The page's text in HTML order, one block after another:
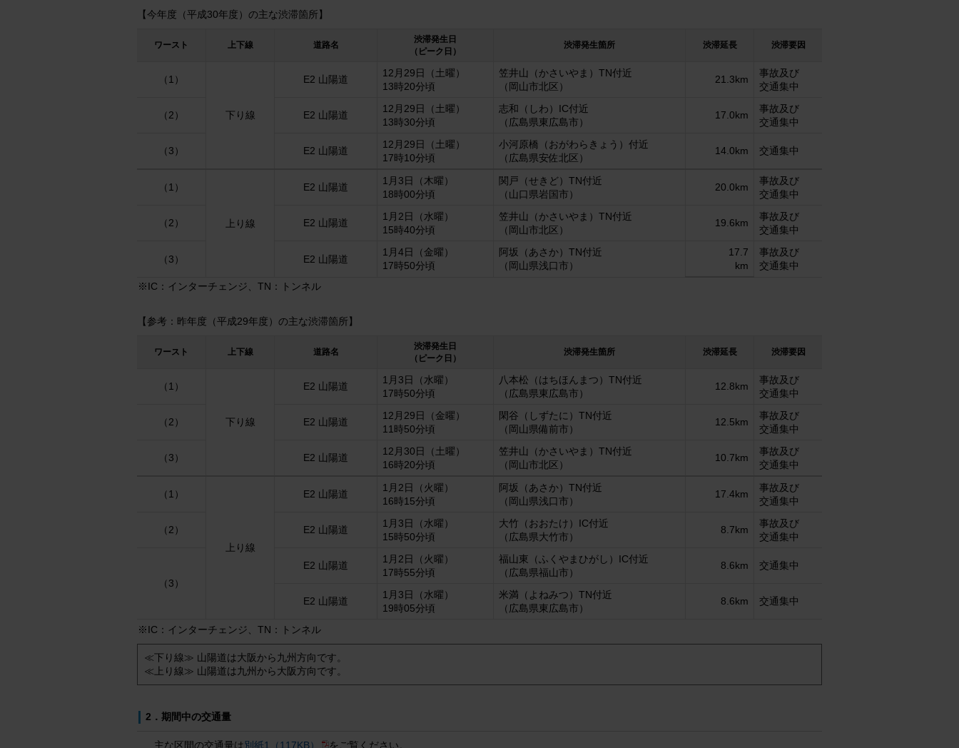
【今年度（平成30年度）の主な渋滞箇所】
ワースト 上下線 道路名
渋滞発生日
（ピーク日）
渋滞発生箇所 渋滞延長 渋滞要因
（1）
下り線
E2 山陽道
12月29日（土曜）
13時20分頃
笠井山（かさいやま）TN付近
（岡山市北区）
21.3km
事故及び
交通集中
（2） E2 山陽道
12月29日（土曜）
13時30分頃
志和（しわ）IC付近
（広島県東広島市）
17.0km
事故及び
交通集中
（3） E2 山陽道
12月29日（土曜）
17時10分頃
小河原橋（おがわらきょう）付近
（広島県安佐北区）
14.0km 交通集中
（1）
上り線
E2 山陽道
1月3日（木曜）
18時00分頃
関戸（せきど）TN付近
（山口県岩国市）
20.0km
事故及び
交通集中
（2） E2 山陽道
1月2日（水曜）
15時40分頃
笠井山（かさいやま）TN付近
（岡山市北区）
19.6km
事故及び
交通集中
（3） E2 山陽道
1月4日（金曜）
17時50分頃
阿坂（あさか）TN付近
（岡山県浅口市）
17.7
km
事故及び
交通集中
※IC：インターチェンジ、TN：トンネル
【参考：昨年度（平成29年度）の主な渋滞箇所】
ワースト 上下線 道路名
渋滞発生日
（ピーク日）
渋滞発生箇所 渋滞延長 渋滞要因
（1）
下り線
E2 山陽道
1月3日（水曜）
17時50分頃
八本松（はちほんまつ）TN付近
（広島県東広島市）
12.8km
事故及び
交通集中
（2） E2 山陽道
12月29日（金曜）
11時50分頃
閑谷（しずたに）TN付近
（岡山県備前市）
12.5km
事故及び
交通集中
（3） E2 山陽道
12月30日（土曜）
16時20分頃
笠井山（かさいやま）TN付近
（岡山市北区）
10.7km
事故及び
交通集中
（1）
上り線
E2 山陽道
1月2日（火曜）
16時15分頃
阿坂（あさか）TN付近
（岡山県浅口市）
17.4km
事故及び
交通集中
（2） E2 山陽道
1月3日（水曜）
15時50分頃
大竹（おおたけ）IC付近
（広島県大竹市）
8.7km
事故及び
交通集中
（3）
E2 山陽道
1月2日（火曜）
17時55分頃
福山東（ふくやまひがし）IC付近
（広島県福山市）
8.6km 交通集中
E2 山陽道
1月3日（水曜）
19時05分頃
米満（よねみつ）TN付近
（広島県東広島市）
8.6km 交通集中
※IC：インターチェンジ、TN：トンネル
≪下り線≫ 山陽道は大阪から九州方向です。
≪上り線≫ 山陽道は九州から大阪方向です。
2．期間中の交通量
主な区間の交通量は 別紙1（117KB） をご覧ください。